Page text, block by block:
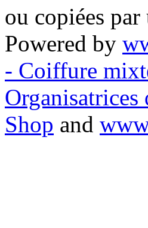
ou copiées par
Powered by
- Coiffure
Organisatrices
Shop and